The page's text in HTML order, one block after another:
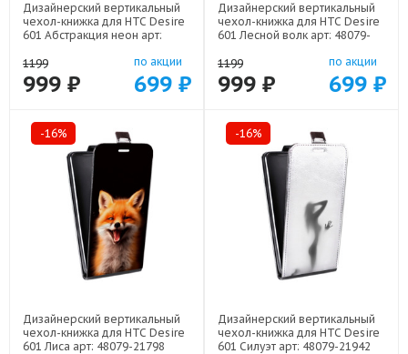
Дизайнерский вертикальный
чехол-книжка для HTC Desire
601 Абстракция неон арт:
1199
999 ₽
по акции
699 ₽
Дизайнерский вертикальный
чехол-книжка для HTC Desire
601 Лесной волк арт: 48079-
1199
999 ₽
по акции
699 ₽
-16%
Дизайнерский вертикальный
чехол-книжка для HTC Desire
601 Лиса арт: 48079-21798
-16%
Дизайнерский вертикальный
чехол-книжка для HTC Desire
601 Силуэт арт: 48079-21942